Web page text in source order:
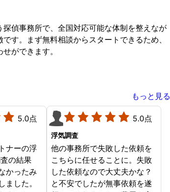
偵事務所で、全国対応可能な体制を整えなが
す。まず無料相談からスタートできるため、
ができます。
もっと見る
5.0点
ナーの浮
の結果
かったみ
ました。
5.0点
浮気調査
他の事務所で失敗した依頼を
こちらに任せることに。失敗
した依頼なので大丈夫かな？
と不安でしたが無事依頼を遂